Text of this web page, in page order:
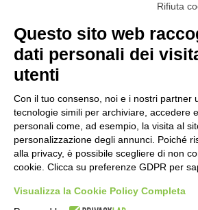
Amministrazione Trasparente
Dichiarazione di accessibilitàObiettivi
Seguici su:
Indirizzo:Via Gaetano Donizetti 30, Collegno
Centralino:0114053925 Email:
Posta elettronica certificata (PEC):
Codice fiscale: 95641450010
Codice Indice delle Pubbliche Amministrazioni
Rifiuta
Questo sito web
dati personali dei
utenti
Con il tuo consenso, noi e i nostri partner
tecnologie simili per archiviare, accedere
personali come, ad esempio, la visita al
personalizzazione degli annunci. Poiché
alla privacy, è possibile scegliere di non
cookie. Clicca su preferenze GDPR per
Visualizza la Cookie Policy Completa